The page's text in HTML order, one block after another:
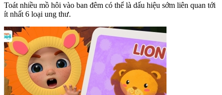
Toát nhiều mồ hôi vào ban đêm có thể là dấu hiệu sớm liên quan tới
ít nhất 6 loại ung thư.